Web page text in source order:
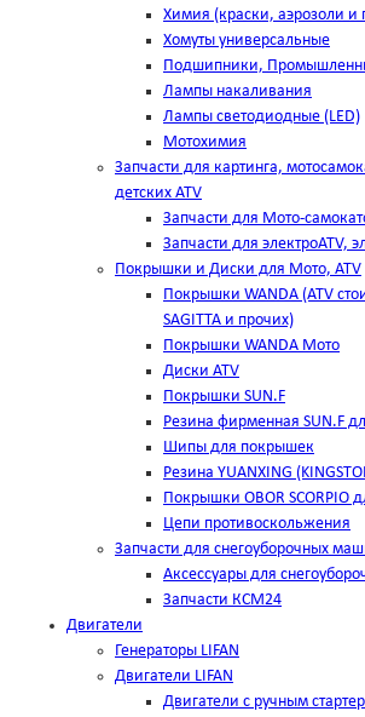
Химия (краски, аэрозоли и
Хомуты универсальные
Подшипники,
Лампы накаливания
Лампы светодиодные (LED)
Мотохимия
Запчасти для картинга,
детских ATV
Запчасти для Мото-
Запчасти для электроATV,
Покрышки и Диски для Мото, ATV
Покрышки WANDA (АТV
SAGITTA и прочих)
Покрышки WANDA Мото
Диски ATV
Покрышки SUN.F
Резина фирменная SUN.F
Шипы для покрышек
Резина YUANXING
Покрышки OBOR SCORPIO
Цепи противоскольжения
Запчасти для снегоуборочных
Аксессуары для
Запчасти КСМ24
Двигатели
Генераторы LIFAN
Двигатели LIFAN
Двигатели с ручным